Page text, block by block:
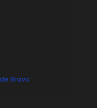
Bravo